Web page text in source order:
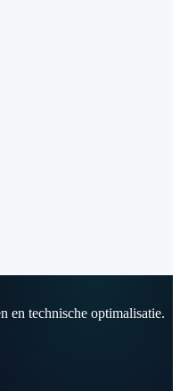
en technische optimalisatie.